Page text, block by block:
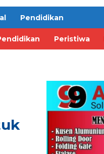
Pendidikan
Peristiwa